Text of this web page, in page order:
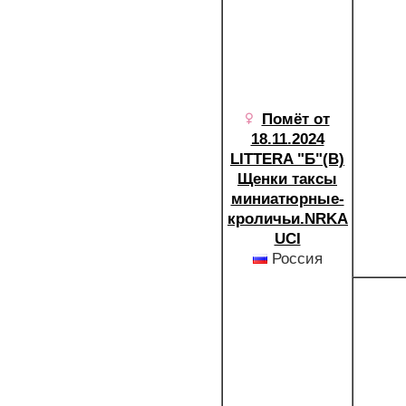
Помёт от
18.11.2024
LITTERA "Б"(B)
Щенки таксы
миниатюрные-
кроличьи.NRKA
UCI
Россия